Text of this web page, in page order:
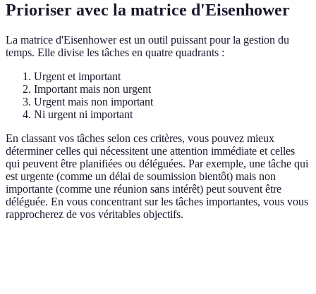
Prioriser avec la matrice d'Eisenhower
La matrice d'Eisenhower est un outil puissant pour la gestion du
temps. Elle divise les tâches en quatre quadrants :
Urgent et important
Important mais non urgent
Urgent mais non important
Ni urgent ni important
En classant vos tâches selon ces critères, vous pouvez mieux
déterminer celles qui nécessitent une attention immédiate et celles
qui peuvent être planifiées ou déléguées. Par exemple, une tâche qui
est urgente (comme un délai de soumission bientôt) mais non
importante (comme une réunion sans intérêt) peut souvent être
déléguée. En vous concentrant sur les tâches importantes, vous vous
rapprocherez de vos véritables objectifs.